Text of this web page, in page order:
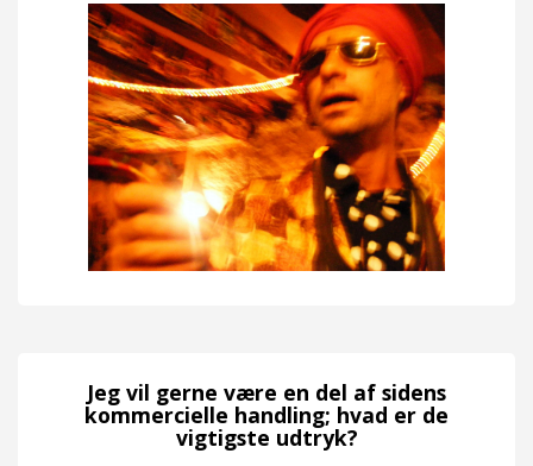
Jeg vil gerne være en del af sidens
kommercielle handling; hvad er de
vigtigste udtryk?